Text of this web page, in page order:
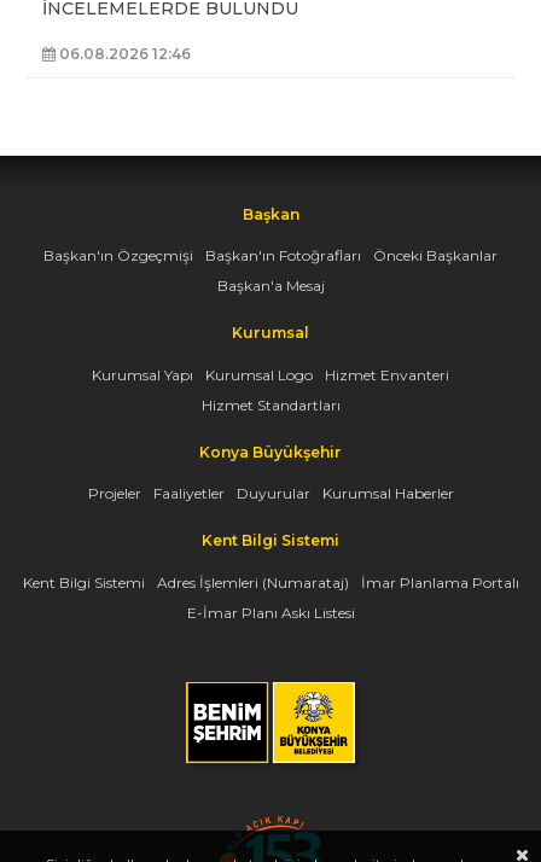
İNCELEMELERDE BULUNDU
06.08.2026 12:46
Başkan
Başkan'ın Özgeçmişi Başkan'ın Fotoğrafları
Önceki Başkanlar
Başkan'a Mesaj
Kurumsal
Kurumsal Yapı Kurumsal Logo
Hizmet Envanteri
Hizmet Standartları
Konya Büyükşehir
Projeler Faaliyetler Duyurular Kurumsal Haberler
Kent Bilgi Sistemi
Kent Bilgi Sistemi Adres İşlemleri (Numarataj)
İmar Planlama Portalı
E-İmar Planı Askı Listesi